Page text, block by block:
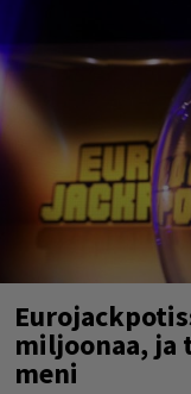
miljoonaa, ja
meni